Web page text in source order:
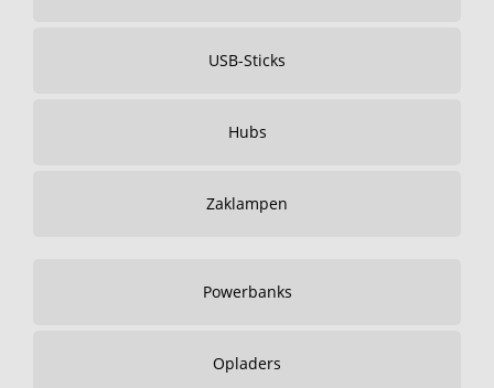
USB-Sticks
Hubs
Zaklampen
Powerbanks
Opladers